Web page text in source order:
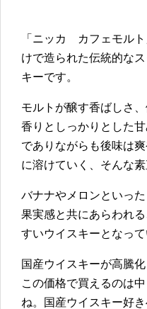
「ニッカ カフェモル
けで造られた伝統的な
キーです。
モルトが醸す香ばしさ
香りとしっかりとした
でありながらも後味は
に溶けていく、そんな素
バナナやメロンといっ
果実感と共にあらわれ
すいウイスキーとなって
国産ウイスキーが高騰化
この価格で買えるのは
ね。国産ウイスキー好